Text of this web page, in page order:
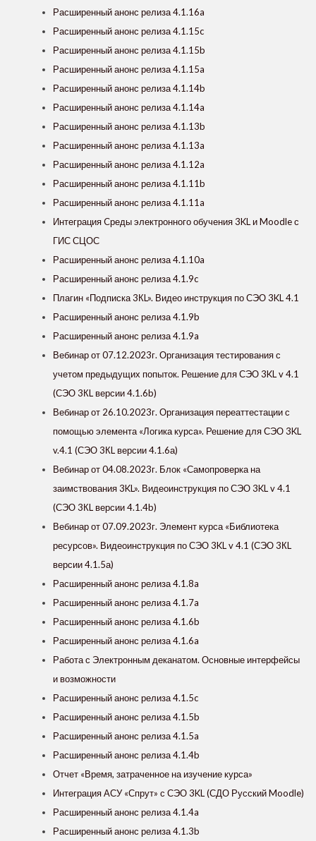
Расширенный анонс релиза 4.1.16a
Расширенный анонс релиза 4.1.15c
Расширенный анонс релиза 4.1.15b
Расширенный анонс релиза 4.1.15a
Расширенный анонс релиза 4.1.14b
Расширенный анонс релиза 4.1.14a
Расширенный анонс релиза 4.1.13b
Расширенный анонс релиза 4.1.13a
Расширенный анонс релиза 4.1.12a
Расширенный анонс релиза 4.1.11b
Расширенный анонс релиза 4.1.11a
Интеграция Cреды электронного обучения 3KL и Moodle с
ГИС СЦОС
Расширенный анонс релиза 4.1.10a
Расширенный анонс релиза 4.1.9c
Плагин «Подписка 3КL». Видео инструкция по СЭО 3KL 4.1
Расширенный анонс релиза 4.1.9b
Расширенный анонс релиза 4.1.9a
Вебинар от 07.12.2023г. Организация тестирования с
учетом предыдущих попыток. Решение для СЭО 3KL v 4.1
(СЭО 3КL версии 4.1.6b)
Вебинар от 26.10.2023г. Организация переаттестации с
помощью элемента «Логика курса». Решение для СЭО 3KL
v.4.1 (СЭО 3КL версии 4.1.6а)
Вебинар от 04.08.2023г. Блок «‎Самопроверка на
заимствования 3KL»‎. Видеоинструкция по СЭО 3KL v 4.1
(СЭО 3КL версии 4.1.4b)
Вебинар от 07.09.2023г. Элемент курса «‎Библиотека
ресурсов»‎. Видеоинструкция по СЭО 3KL v 4.1 (СЭО 3КL
версии 4.1.5а)
Расширенный анонс релиза 4.1.8a
Расширенный анонс релиза 4.1.7a
Расширенный анонс релиза 4.1.6b
Расширенный анонс релиза 4.1.6a
Работа с Электронным деканатом. Основные интерфейсы
и возможности
Расширенный анонс релиза 4.1.5c
Расширенный анонс релиза 4.1.5b
Расширенный анонс релиза 4.1.5a
Расширенный анонс релиза 4.1.4b
Отчет «Время, затраченное на изучение курса»
Интеграция АСУ «Спрут» с СЭО 3KL (СДО Русский Moodle)
Расширенный анонс релиза 4.1.4a
Расширенный анонс релиза 4.1.3b